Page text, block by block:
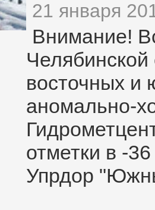
21 января
Внимание!
Челябинской
восточных и
аномально-
отметки в -
Упрдор